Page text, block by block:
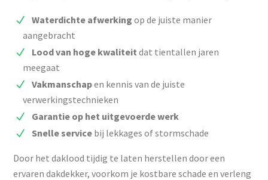
Waterdichte afwerking op de juiste manier
aangebracht
Lood van hoge kwaliteit dat tientallen jaren
meegaat
Vakmanschapen kennis van de juiste
verwerkingstechnieken
Garantie op het uitgevoerde werk
Snelle service bij lekkages of stormschade
Door het daklood tijdig te laten herstellen door een
ervaren dakdekker, voorkom je kostbare schade en verleng